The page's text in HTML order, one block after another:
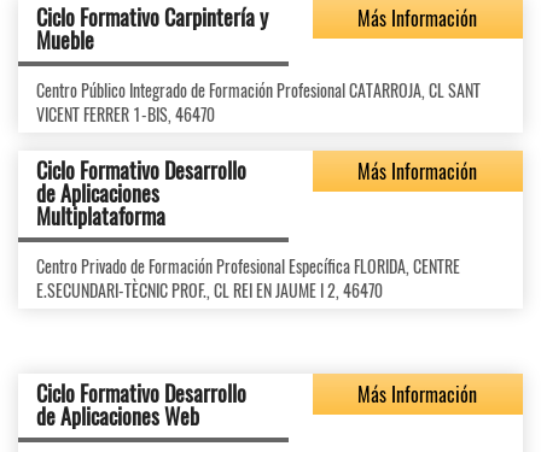
Ciclo Formativo Carpintería y
Mueble
Más Información
Centro Público Integrado de Formación Profesional CATARROJA, CL SANT
VICENT FERRER 1-BIS, 46470
Ciclo Formativo Desarrollo
de Aplicaciones
Multiplataforma
Más Información
Centro Privado de Formación Profesional Específica FLORIDA, CENTRE
E.SECUNDARI-TÈCNIC PROF., CL REI EN JAUME I 2, 46470
Ciclo Formativo Desarrollo
de Aplicaciones Web
Más Información